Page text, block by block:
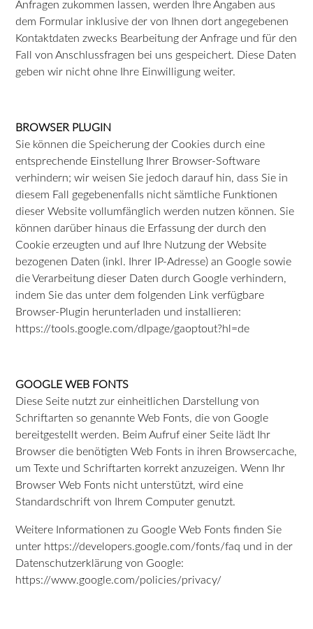
Anfragen zukommen lassen, werden Ihre Angaben aus
dem Formular inklusive der von Ihnen dort angegebenen
Kontaktdaten zwecks Bearbeitung der Anfrage und für den
Fall von Anschlussfragen bei uns gespeichert. Diese Daten
geben wir nicht ohne Ihre Einwilligung weiter.
BROWSER PLUGIN
Sie können die Speicherung der Cookies durch eine
entsprechende Einstellung Ihrer Browser-Software
verhindern; wir weisen Sie jedoch darauf hin, dass Sie in
diesem Fall gegebenenfalls nicht sämtliche Funktionen
dieser Website vollumfänglich werden nutzen können. Sie
können darüber hinaus die Erfassung der durch den
Cookie erzeugten und auf Ihre Nutzung der Website
bezogenen Daten (inkl. Ihrer IP-Adresse) an Google sowie
die Verarbeitung dieser Daten durch Google verhindern,
indem Sie das unter dem folgenden Link verfügbare
Browser-Plugin herunterladen und installieren:
https://tools.google.com/dlpage/gaoptout?hl=de
GOOGLE WEB FONTS
Diese Seite nutzt zur einheitlichen Darstellung von
Schriftarten so genannte Web Fonts, die von Google
bereitgestellt werden. Beim Aufruf einer Seite lädt Ihr
Browser die benötigten Web Fonts in ihren Browsercache,
um Texte und Schriftarten korrekt anzuzeigen. Wenn Ihr
Browser Web Fonts nicht unterstützt, wird eine
Standardschrift von Ihrem Computer genutzt.
Weitere Informationen zu Google Web Fonts finden Sie
unter https://developers.google.com/fonts/faq und in der
Datenschutzerklärung von Google:
https://www.google.com/policies/privacy/